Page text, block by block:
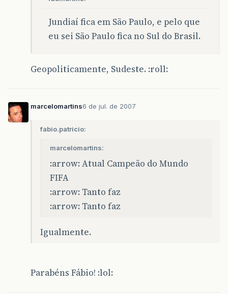
Jundiaí fica em São Paulo, e pelo que
eu sei São Paulo fica no Sul do Brasil.
Geopoliticamente, Sudeste. :roll:
marcelomartins6 de jul. de 2007
fabio.patricio:
marcelomartins:
:arrow: Atual Campeão do Mundo
FIFA
:arrow: Tanto faz
:arrow: Tanto faz
Igualmente.
Parabéns Fábio! :lol: